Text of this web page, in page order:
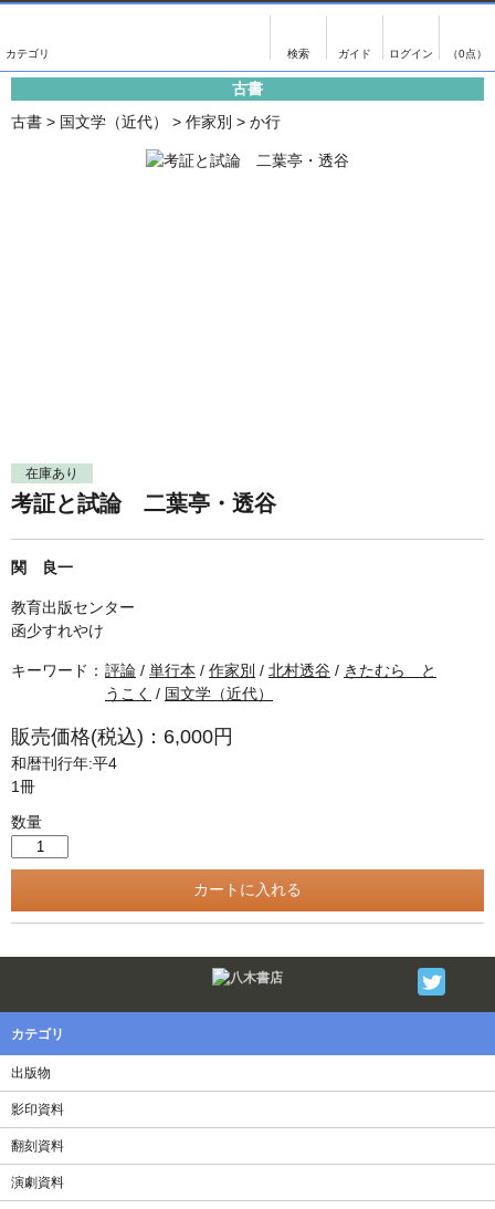
（0点）
影印資料
単行本◆日本語史
単行本◆美術
Ｗｅｂ版
美本なし
書誌学・目録
古書目録
画像がある商品のみ検索
古書
古書 > 国文学（近代） > 作家別 > か行
在庫あり
考証と試論 二葉亭・透谷
関 良一
教育出版センター
函少すれやけ
キーワード： 評論 / 単行本 / 作家別 / 北村透谷 / きたむら と
うこく / 国文学（近代）
販売価格(税込)：6,000円
和暦刊行年:平4
1冊
数量
カテゴリ
出版物
影印資料
翻刻資料
演劇資料